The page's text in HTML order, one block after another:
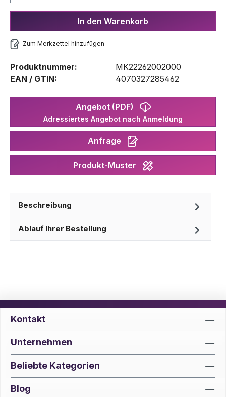
In den Warenkorb
Zum Merkzettel hinzufügen
Produktnummer:
MK22262002000
EAN / GTIN:
4070327285462
Angebot (PDF)
Adressiertes Angebot nach Anmeldung
Anfrage
Produkt-Muster
Beschreibung
Ablauf Ihrer Bestellung
Kontakt
Unternehmen
Beliebte Kategorien
Blog